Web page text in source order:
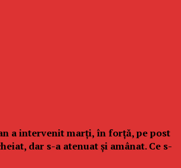
a intervenit marți, în forță, pe post
dar s-a atenuat și amânat. Ce s-